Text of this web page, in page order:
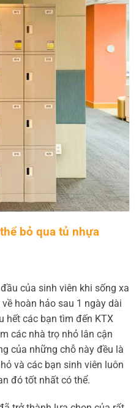
bỏ qua tủ nhựa
của sinh viên khi sống xa
hoàn hảo sau 1 ngày dài
hết các bạn tìm đến KTX
các nhà trọ nhỏ lân cận
của những chỗ này đều là
và các bạn sinh viên luôn
đó tốt nhất có thể.